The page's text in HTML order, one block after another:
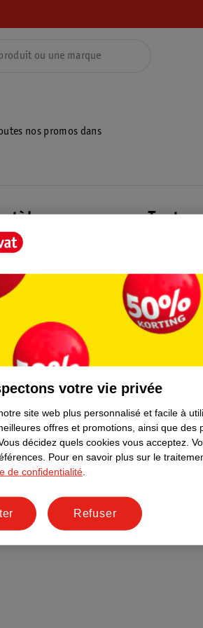
nos promos dans
Tout
Formule
Plus durable
votre vie privée
site web plus personnalisé et facile à
offres et promotions, ainsi que des
décidez quels cookies vous acceptez.
Pour en savoir plus sur le
de confidentialité
Refuser